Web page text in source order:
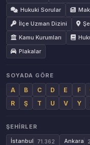
Hukuki Sorular
İlçe Uzman Dizini
Kamu Kurumları
Plakalar
SOYADA GÖRE
A B C D E F
R
Ş T U V Y
ŞEHIRLER
İstanbul
71.362 Ankara